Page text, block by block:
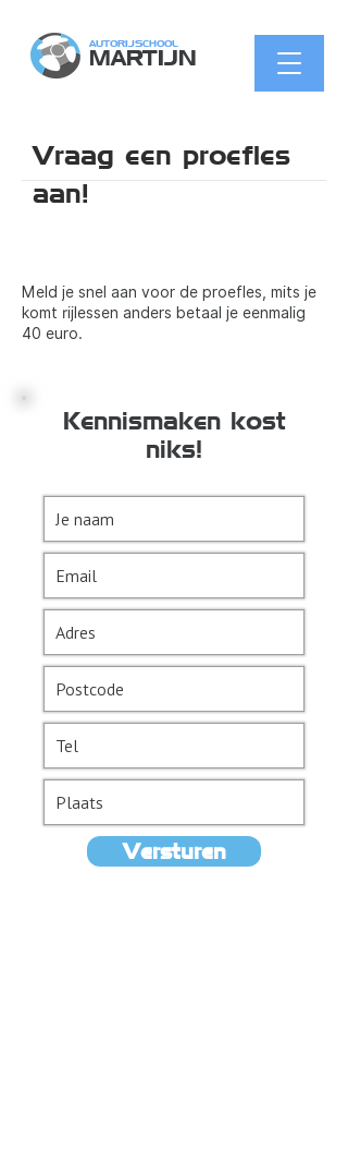
MARTIJN
AUTORIJSCHOOL
Vraag een proefles
aan!
Meld je snel aan voor de proefles, mits je
komt rijlessen anders betaal je eenmalig
40 euro.
Kennismaken kost
niks!
Versturen